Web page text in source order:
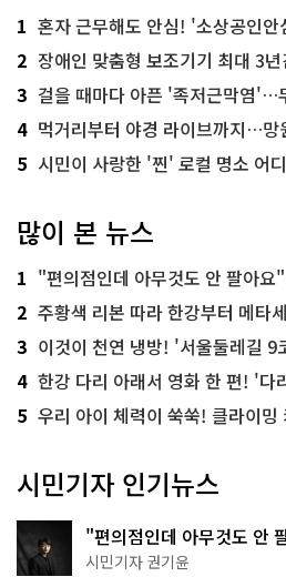
1 혼자 근무해도 안심! '소상공인
2 장애인 맞춤형 보조기기 최대 3년간
3 걸을 때마다 아픈 '족저근막염'…무작
4 먹거리부터 야경 라이브까지…망
5 시민이 사랑한 '찐' 로컬 명소 어디?
많이 본 뉴스
1 "편의점인데 아무것도 안 팔아요" 서울에
2 주황색 리본 따라 한강부터 메타세쿼이
3 이것이 천연 냉방! '서울둘레길 9
4 한강 다리 아래서 영화 한 편! '다
5 우리 아이 체력이 쑥쑥! 클라이밍
시민기자 인기뉴스
"편의점인데 아무것도 안
한 편의점의 정체
시민기자 권기윤